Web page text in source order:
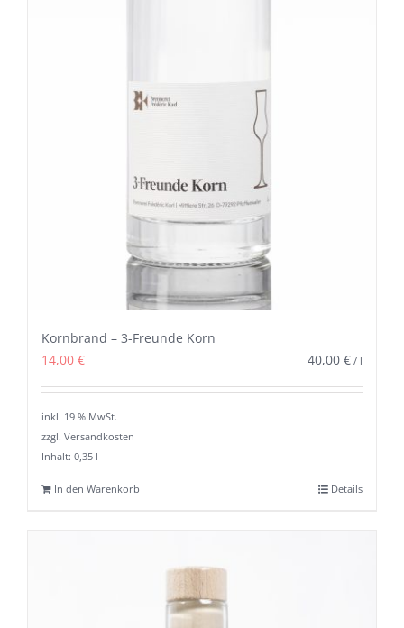
Kornbrand – 3-Freunde Korn
14,00 € 40,00 € / l
inkl. 19 % MwSt.
zzgl. Versandkosten
Inhalt: 0,35 l
In den Warenkorb Details